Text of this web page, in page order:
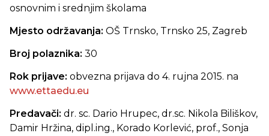
osnovnim i srednjim školama
Mjesto održavanja: OŠ Trnsko, Trnsko 25, Zagreb
Broj polaznika: 30
Rok prijave: obvezna prijava do 4. rujna 2015. na
www.ettaedu.eu
Predavači: dr. sc. Dario Hrupec, dr.sc. Nikola Biliškov,
Damir Hržina, dipl.ing., Korado Korlević, prof., Sonja